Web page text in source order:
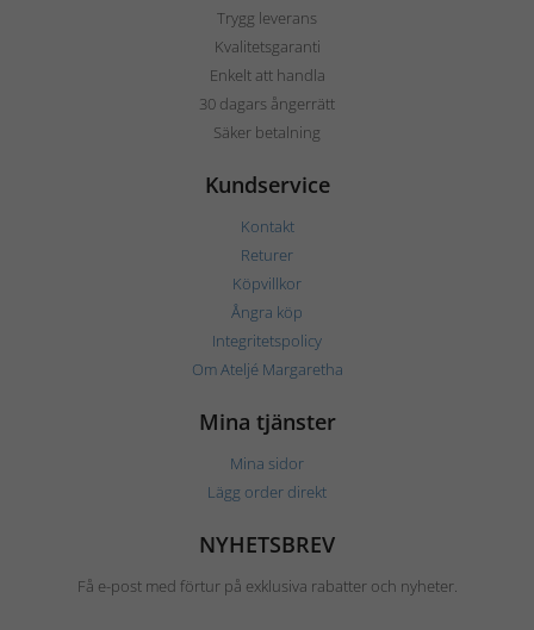
Trygg leverans
Kvalitetsgaranti
Enkelt att handla
30 dagars ångerrätt
Säker betalning
Kundservice
Kontakt
Returer
Köpvillkor
Ångra köp
Integritetspolicy
Om Ateljé Margaretha
Mina tjänster
Mina sidor
Lägg order direkt
NYHETSBREV
Få e-post med förtur på exklusiva rabatter och nyheter.